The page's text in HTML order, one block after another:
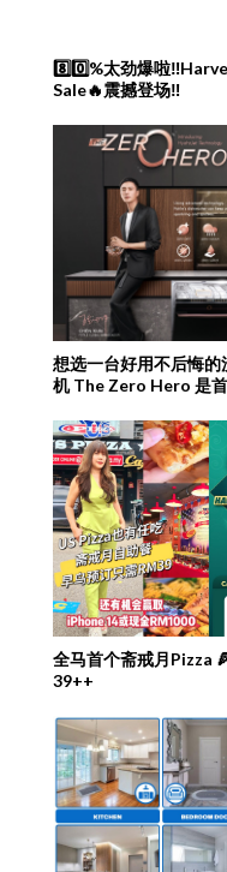
8️⃣0️⃣%太劲爆啦
Sale🔥震撼登场‼️
想选一台好用不后悔
机 The Zero Hero 是首
全马首个斋戒月Pizza
39++